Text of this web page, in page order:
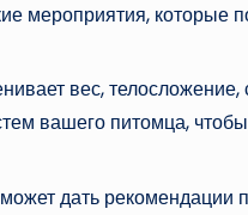
мероприятия, которые
вес,
вашего питомца,
дать рекомендации